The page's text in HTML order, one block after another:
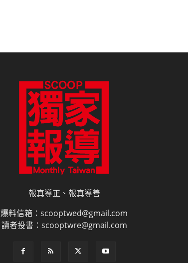
報真導正、報真導善
爆料信箱：scooptwed@gmail.com
讀者投書：scooptwre@gmail.com